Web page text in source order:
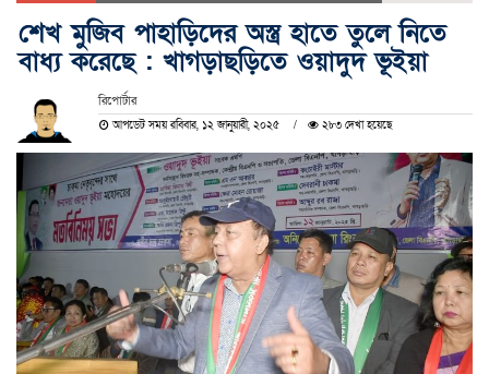
শেখ মুজিব পাহাড়িদের অস্ত্র হাতে তুলে নিতে
বাধ্য করেছে : খাগড়াছড়িতে ওয়াদুদ ভূইয়া
রিপোর্টার
আপডেট সময় রবিবার, ১২ জানুয়ারী, ২০২৫ ২৮৩ দেখা হয়েছে